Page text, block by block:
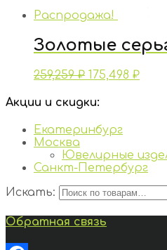
Распродажа!
Золотые
259,259₽ 175,498 ₽
Акции и скидки:
Екатеринбург
Москва
Ювелирные
Санкт-Петербург
Искать:
Обратная связь